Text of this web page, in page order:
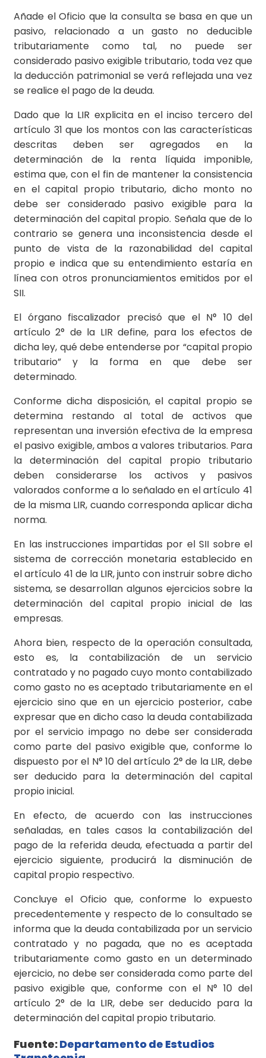
Añade el Oficio que la consulta se basa en que un
pasivo, relacionado a un gasto no deducible
tributariamente como tal, no puede ser
considerado pasivo exigible tributario, toda vez que
la deducción patrimonial se verá reflejada una vez
se realice el pago de la deuda.
Dado que la LIR explicita en el inciso tercero del
artículo 31 que los montos con las características
descritas deben ser agregados en la
determinación de la renta líquida imponible,
estima que, con el fin de mantener la consistencia
en el capital propio tributario, dicho monto no
debe ser considerado pasivo exigible para la
determinación del capital propio. Señala que de lo
contrario se genera una inconsistencia desde el
punto de vista de la razonabilidad del capital
propio e indica que su entendimiento estaría en
línea con otros pronunciamientos emitidos por el
SII.
El órgano fiscalizador precisó que el N° 10 del
artículo 2° de la LIR define, para los efectos de
dicha ley, qué debe entenderse por “capital propio
tributario” y la forma en que debe ser
determinado.
Conforme dicha disposición, el capital propio se
determina restando al total de activos que
representan una inversión efectiva de la empresa
el pasivo exigible, ambos a valores tributarios. Para
la determinación del capital propio tributario
deben considerarse los activos y pasivos
valorados conforme a lo señalado en el artículo 41
de la misma LIR, cuando corresponda aplicar dicha
norma.
En las instrucciones impartidas por el SII sobre el
sistema de corrección monetaria establecido en
el artículo 41 de la LIR, junto con instruir sobre dicho
sistema, se desarrollan algunos ejercicios sobre la
determinación del capital propio inicial de las
empresas.
Ahora bien, respecto de la operación consultada,
esto es, la contabilización de un servicio
contratado y no pagado cuyo monto contabilizado
como gasto no es aceptado tributariamente en el
ejercicio sino que en un ejercicio posterior, cabe
expresar que en dicho caso la deuda contabilizada
por el servicio impago no debe ser considerada
como parte del pasivo exigible que, conforme lo
dispuesto por el N° 10 del artículo 2° de la LIR, debe
ser deducido para la determinación del capital
propio inicial.
En efecto, de acuerdo con las instrucciones
señaladas, en tales casos la contabilización del
pago de la referida deuda, efectuada a partir del
ejercicio siguiente, producirá la disminución de
capital propio respectivo.
Concluye el Oficio que, conforme lo expuesto
precedentemente y respecto de lo consultado se
informa que la deuda contabilizada por un servicio
contratado y no pagada, que no es aceptada
tributariamente como gasto en un determinado
ejercicio, no debe ser considerada como parte del
pasivo exigible que, conforme con el N° 10 del
artículo 2° de la LIR, debe ser deducido para la
determinación del capital propio tributario.
Fuente:Departamento de Estudios